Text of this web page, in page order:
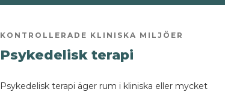
KONTROLLERADE KLINISKA MILJÖER
Psykedelisk terapi
Psykedelisk terapi äger rum i kliniska eller mycket